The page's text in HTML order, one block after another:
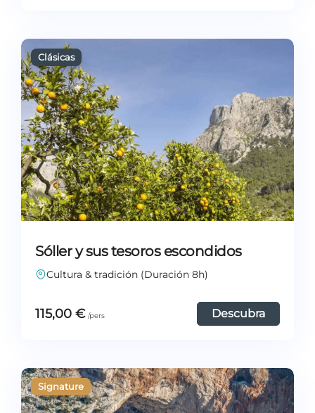
Sóller y sus tesoros escondidos
Cultura & tradición (Duración 8h)
115,00 € Descubra